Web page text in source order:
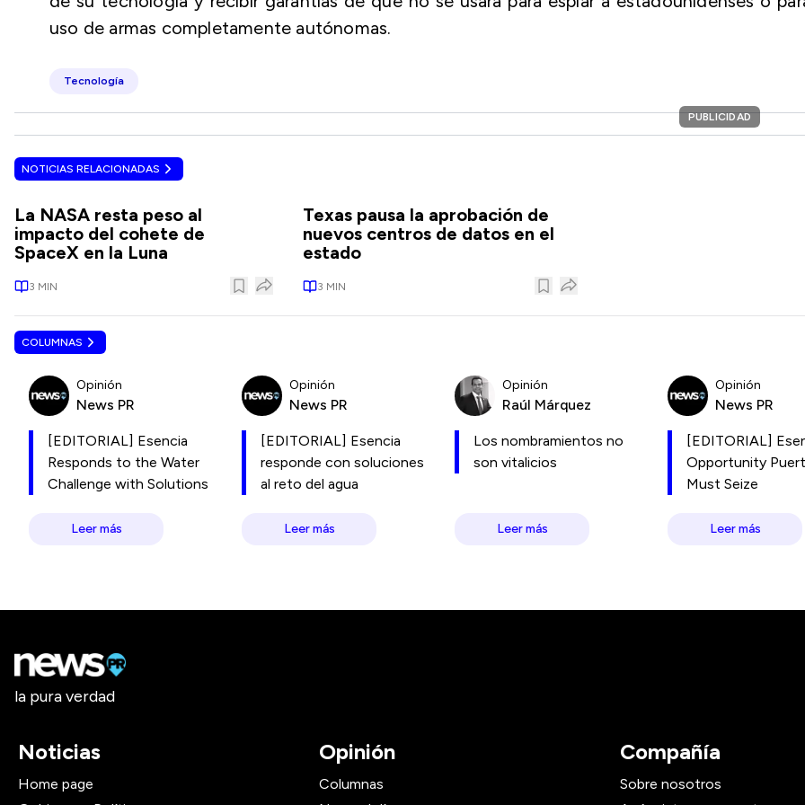
uso de armas completamente autónomas.
Tecnología
PUBLICIDAD
NOTICIAS RELACIONADAS
La NASA resta peso al
impacto del cohete de
SpaceX en la Luna
3 MIN
Texas pausa la aprobación de
nuevos centros de datos en el
estado
3 MIN
COLUMNAS
Opinión
News PR
[EDITORIAL] Esencia
Responds to the Water
Challenge with Solutions
Leer más
Opinión
News PR
[EDITORIAL] Esencia
responde con soluciones
al reto del agua
Leer más
Opinión
Raúl Márquez
Los nombramientos no
son vitalicios
Leer más
Opinión
News PR
[EDITORIAL]
Opportunity
Must Seize
Leer más
la pura verdad
Noticias
Home page
Opinión
Columnas
Compañía
Sobre nosotros